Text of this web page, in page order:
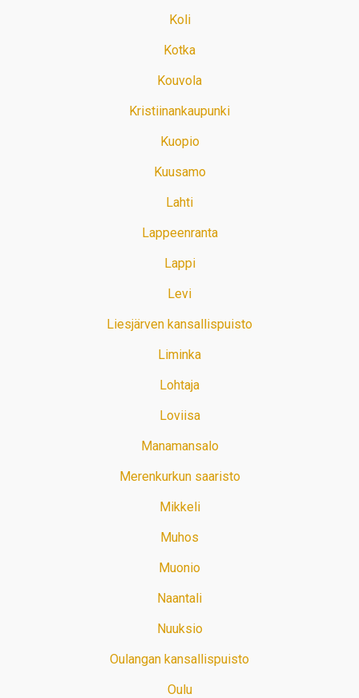
Koli
Kotka
Kouvola
Kristiinankaupunki
Kuopio
Kuusamo
Lahti
Lappeenranta
Lappi
Levi
Liesjärven kansallispuisto
Liminka
Lohtaja
Loviisa
Manamansalo
Merenkurkun saaristo
Mikkeli
Muhos
Muonio
Naantali
Nuuksio
Oulangan kansallispuisto
Oulu